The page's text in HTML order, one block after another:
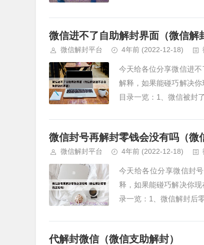
微信进不了自助解封界面（微信解
微信解封平台 4年前 (2022-12-18)
今天给各位分享微信进
解释，如果能碰巧解决
目录一览：1、微信被封
微信封号再解封零钱会没有吗（微
微信解封平台 4年前 (2022-12-18)
今天给各位分享微信封
释，如果能碰巧解决你
录一览：1、微信解封后
代解封微信（微信支助解封）